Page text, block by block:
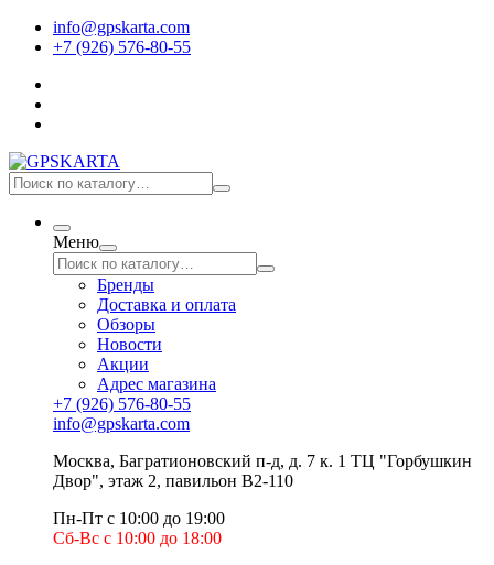
info@gpskarta.com
+7 (926) 576-80-55
Меню
Бренды
Доставка и оплата
Обзоры
Новости
Акции
Адрес магазина
+7 (926) 576-80-55
info@gpskarta.com
Москва, Багратионовский п-д, д. 7 к. 1 ТЦ "Горбушкин
Двор", этаж 2, павильон B2-110
Пн-Пт с 10:00 до 19:00
Сб-Вс с 10:00 до 18:00